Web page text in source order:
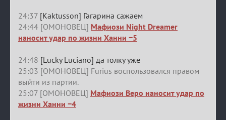
24:37 [Kaktusson] Гагарина сажаем
24:44 [ОМОНОВЕЦ] Мафиози Night Dreamer
наносит удар по жизни Ханни −5
24:48 [Lucky Luciano] да толку уже
25:03 [ОМОНОВЕЦ] Furius воспользовался правом
выйти из партии.
25:07 [ОМОНОВЕЦ] Мафиози Веро наносит удар по
жизни Ханни −4